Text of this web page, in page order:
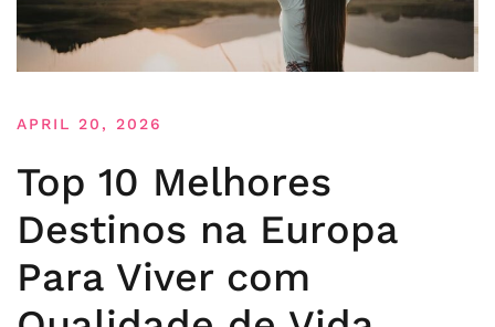
APRIL 20, 2026
Top 10 Melhores
Destinos na Europa
Para Viver com